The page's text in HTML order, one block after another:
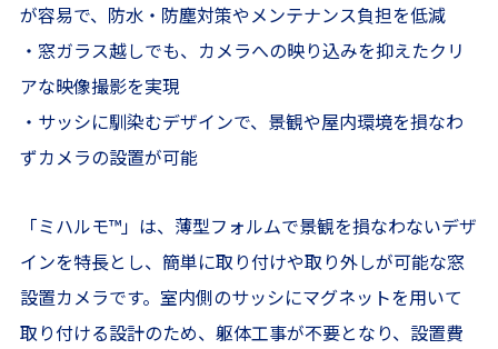
が容易で、防水・防塵対策やメンテナンス負担を低減
・窓ガラス越しでも、カメラへの映り込みを抑えたクリ
アな映像撮影を実現
・サッシに馴染むデザインで、景観や屋内環境を損なわ
ずカメラの設置が可能
「ミハルモ™」は、薄型フォルムで景観を損なわないデザ
インを特長とし、簡単に取り付けや取り外しが可能な窓
設置カメラです。室内側のサッシにマグネットを用いて
取り付ける設計のため、躯体工事が不要となり、設置費